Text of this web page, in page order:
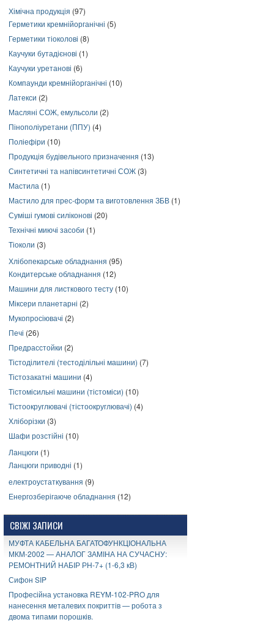
Хімічна продукція (97)
Герметики кремнійорганічні (5)
Герметики тіоколові (8)
Каучуки бутадієнові (1)
Каучуки уретанові (6)
Компаунди кремнійорганічні (10)
Латекси (2)
Масляні СОЖ, емульсоли (2)
Пінополіуретани (ППУ) (4)
Поліефіри (10)
Продукція будівельного призначення (13)
Синтетичні та напівсинтетичні СОЖ (3)
Мастила (1)
Мастило для прес-форм та виготовлення ЗБВ (1)
Суміші гумові силіконові (20)
Технічні миючі засоби (1)
Тіоколи (3)
Хлібопекарське обладнання (95)
Кондитерське обладнання (12)
Машини для листкового тесту (10)
Міксери планетарні (2)
Мукопросіювачі (2)
Печі (26)
Предрасстойки (2)
Тістоділителі (тестоділільні машини) (7)
Тістозакатні машини (4)
Тістомісильні машини (тістоміси) (10)
Тістоокруглювачі (тістоокруглювачі) (4)
Хліборізки (3)
Шафи розстійні (10)
Ланцюги (1)
Ланцюги приводні (1)
електроустаткування (9)
Енергозберігаюче обладнання (12)
СВІЖІ ЗАПИСИ
МУФТА КАБЕЛЬНА БАГАТОФУНКЦІОНАЛЬНА
МКМ-2002 — АНАЛОГ ЗАМІНА НА СУЧАСНУ:
РЕМОНТНИЙ НАБІР РН-7+ (1-6,3 кВ)
Сифон SIP
Професійна установка REYM-102-PRO для
нанесення металевих покриттів — робота з
двома типами порошків.